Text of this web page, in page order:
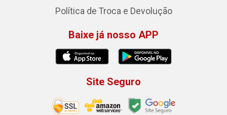
Política de Troca e Devolução
Baixe já nosso APP
Site Seguro